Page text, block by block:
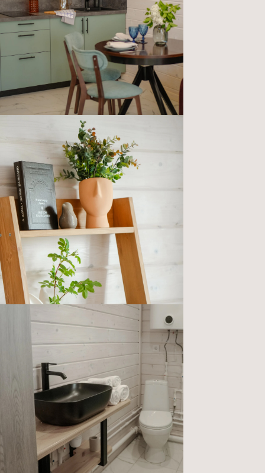
Отправить заявку
Политика обработки
персональных данных
Обращаем ваше внимание на то, что вся представленная
на сайте информация носит исключительно
информационный характер и ни при каких условиях
не является публичной офертой определяемой положениями
Статьи 437(2) Гражданского кодекса Российской Федерации.
Центральная улица, 3Б, деревня
Западное Кончезеро, Кончезерское
сельское поселение, Кондопожский
район, Республика Карелия
Номер реестровой записи -
С102024019235. Ссылка на прохождение
классификации и самооценки -
+7 (921) 228-46-28
v.karelia@mail.ru